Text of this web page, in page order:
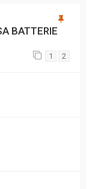
BATTERIE
1 2